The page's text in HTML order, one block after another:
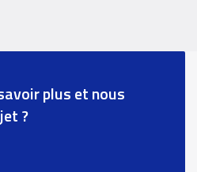
plus et nous
?